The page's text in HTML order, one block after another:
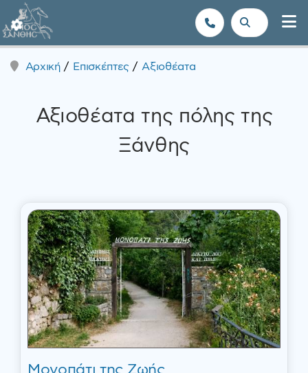
Δήμος Ξάνθης - Επίσημη
Αρχική Επισκέπτες Αξιοθέατα
Αξιοθέατα της πόλης της
Ξάνθης
Μονοπάτι της Ζωής